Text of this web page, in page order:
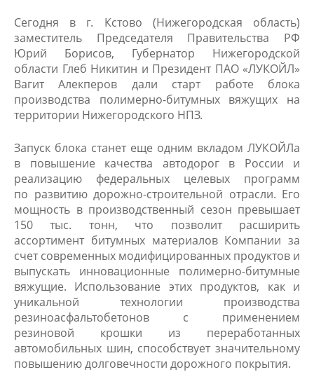
​Сегодня в
г. Кстово (Нижегородская область)
заместитель Председателя Правительства РФ
Юрий Борисов, Губернатор Нижегородской
области Глеб Никитин и Президент ПАО «ЛУКОЙЛ»
Вагит Алекперов дали старт работе блока
производства полимерно-битумных вяжущих на
территории Нижегородского НПЗ.
Запуск блока станет еще одним вкладом ЛУКОЙЛа
в повышение качества автодорог в России и
реализацию федеральных целевых программ
по развитию дорожно-строительной отрасли. Его
мощность в производственный сезон превышает
150 тыс. тонн, что позволит расширить
ассортимент битумных материалов Компании за
счет современных модифицированных продуктов и
выпускать инновационные полимерно-битумные
вяжущие. Использование этих продуктов, как и
уникальной технологии производства
резиноасфальтобетонов с применением
резиновой крошки из переработанных
автомобильных шин, способствует значительному
повышению долговечности дорожного покрытия.